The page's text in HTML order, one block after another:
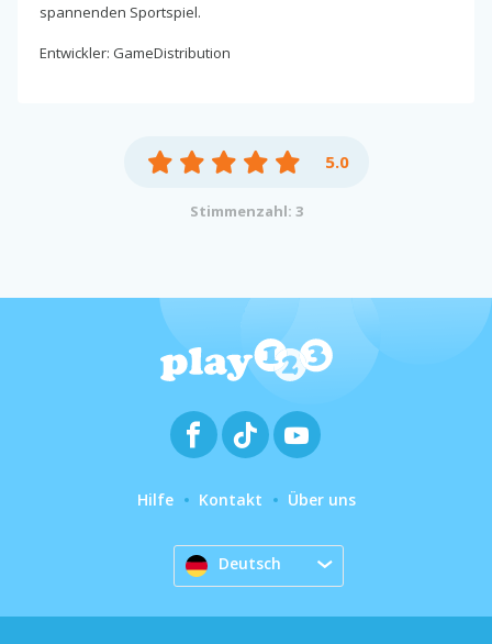
spannenden Sportspiel.
Entwickler: GameDistribution
5.0
Stimmenzahl: 3
Hilfe Kontakt Über uns
Deutsch